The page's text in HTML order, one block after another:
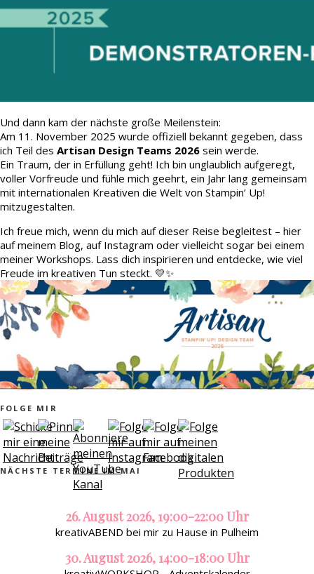
Und dann kam der nächste große Meilenstein:
Am 11. November 2025 wurde offiziell bekannt gegeben, dass
ich Teil des Artisan Design Teams 2026 sein werde.
Ein Traum, der in Erfüllung geht! Ich bin unglaublich aufgeregt,
voller Vorfreude und fühle mich geehrt, ein Jahr lang gemeinsam
mit internationalen Kreativen die Welt von Stampin’ Up!
mitzugestalten.
Ich freue mich, wenn du mich auf dieser Reise begleitest – hier
auf meinem Blog, auf Instagram oder vielleicht sogar bei einem
meiner Workshops. Lass dich inspirieren und entdecke, wie viel
Freude im kreativen Tun steckt. 💛✨
FOLGE MIR
NÄCHSTE TERMINE IM MAI
26. August 2026, 19:00-22:00 Uhr
kreativABEND bei mir zu Hause in Pulheim
30. August 2026, 14:00-18:00 Uhr